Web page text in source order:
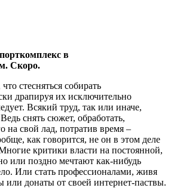
в
Скоро.
стесняться собирать
драпируя их исключительно
Всякий труд, так или иначе,
снять сюжет, обработать,
на свой лад, потратив время –
как говорится, не он в этом деле
критики власти на постоянной,
или поздно мечтают как-нибудь
Или стать профессионалами, живя
или донаты от своей интернет-паствы.